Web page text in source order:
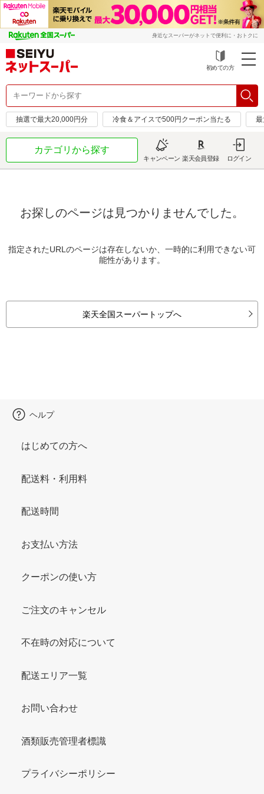
身近なスーパーがネットで便利に・おトクに
初めての方
抽選で最大20,000円分 冷食＆アイスで500円クーポン当たる
カテゴリから探す
キャンペーン 楽天会員登録 ログイン
お探しのページは見つかりませんでした。
指定されたURLのページは存在しないか、一時的に利用できない可
能性があります。
楽天全国スーパートップへ
ヘルプ
はじめての方へ
配送料・利用料
配送時間
お支払い方法
クーポンの使い方
ご注文のキャンセル
不在時の対応について
配送エリア一覧
お問い合わせ
酒類販売管理者標識
プライバシーポリシー